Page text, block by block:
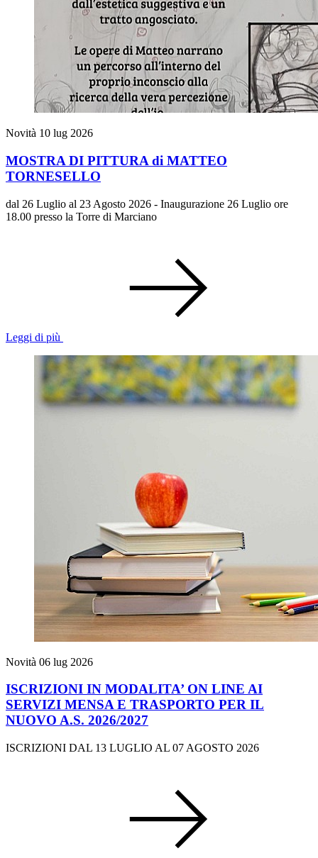
Novità 10 lug 2026
MOSTRA DI PITTURA di MATTEO
TORNESELLO
dal 26 Luglio al 23 Agosto 2026 - Inaugurazione 26 Luglio ore
18.00 presso la Torre di Marciano
Leggi di più
Novità 06 lug 2026
ISCRIZIONI IN MODALITA’ ON LINE AI
SERVIZI MENSA E TRASPORTO PER IL
NUOVO A.S. 2026/2027
ISCRIZIONI DAL 13 LUGLIO AL 07 AGOSTO 2026